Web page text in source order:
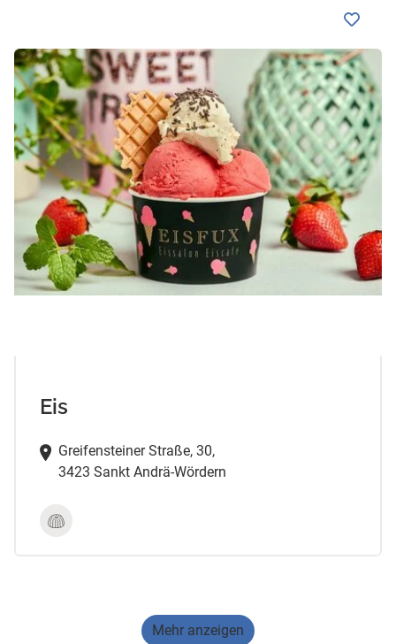
Eis
Greifensteiner Straße, 30,
3423 Sankt Andrä-Wördern
Mehr anzeigen